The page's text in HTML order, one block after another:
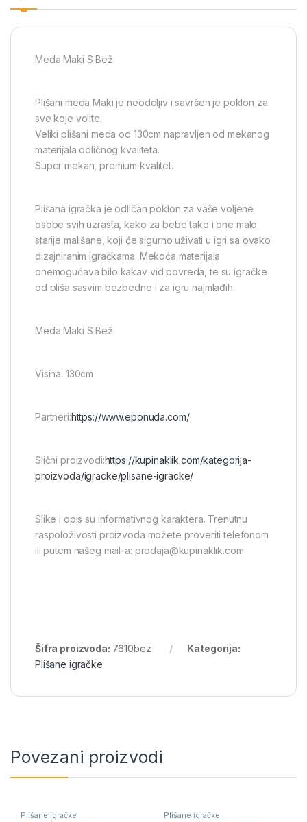
Meda Maki S Bež
Plišani meda Maki je neodoljiv i savršen je poklon za
sve koje volite.
Veliki plišani meda od 130cm napravljen od mekanog
materijala odličnog kvaliteta.
Super mekan, premium kvalitet.
Plišana igračka je odličan poklon za vaše voljene
osobe svih uzrasta, kako za bebe tako i one malo
starije mališane, koji će sigurno uživati u igri sa ovako
dizajniranim igračkama. Mekoća materijala
onemogućava bilo kakav vid povreda, te su igračke
od pliša sasvim bezbedne i za igru najmlađih.
Meda Maki S Bež
Visina: 130cm
Partneri:https://www.eponuda.com/
Slični proizvodi:https://kupinaklik.com/kategorija-
proizvoda/igracke/plisane-igracke/
Slike i opis su informativnog karaktera. Trenutnu
raspoloživosti proizvoda možete proveriti telefonom
ili putem našeg mail-a: prodaja@kupinaklik.com
Šifra proizvoda: 7610bez
Kategorija:
Plišane igračke
Povezani proizvodi
Plišane igračke Plišane igračke